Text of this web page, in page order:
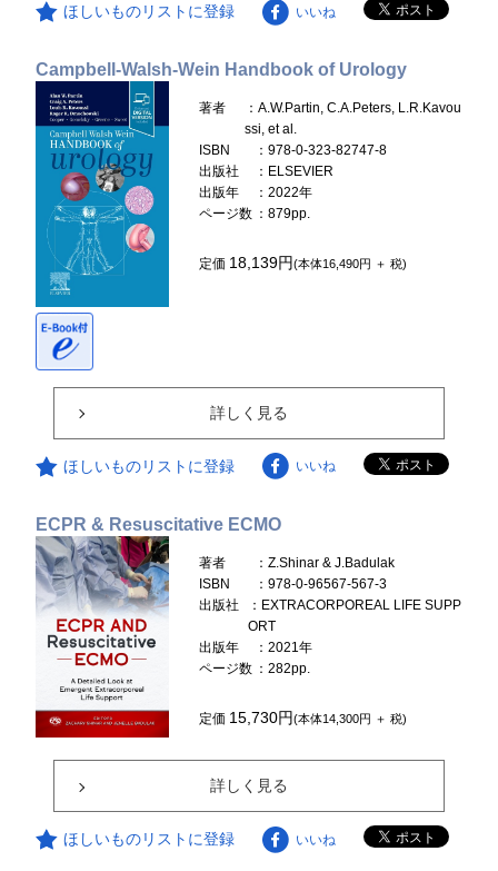
ほしいものリストに登録 いいね
Campbell-Walsh-Wein Handbook of Urology
著者
：A.W.Partin, C.A.Peters, L.R.Kavou
ssi, et al.
ISBN
：978-0-323-82747-8
出版社
：ELSEVIER
出版年
：2022年
ページ数 ：879pp.
定価 18,139円(本体16,490円 ＋ 税)
詳しく見る
ほしいものリストに登録 いいね
ECPR & Resuscitative ECMO
著者
：Z.Shinar & J.Badulak
ISBN
：978-0-96567-567-3
出版社
：EXTRACORPOREAL LIFE SUPP
ORT
出版年
：2021年
ページ数 ：282pp.
定価 15,730円(本体14,300円 ＋ 税)
詳しく見る
ほしいものリストに登録 いいね